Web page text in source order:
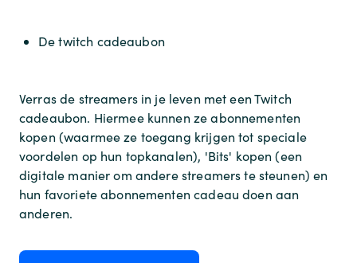
De twitch cadeaubon
Verras de streamers in je leven met een Twitch
cadeaubon. Hiermee kunnen ze abonnementen
kopen (waarmee ze toegang krijgen tot speciale
voordelen op hun topkanalen), 'Bits' kopen (een
digitale manier om andere streamers te steunen) en
hun favoriete abonnementen cadeau doen aan
anderen.